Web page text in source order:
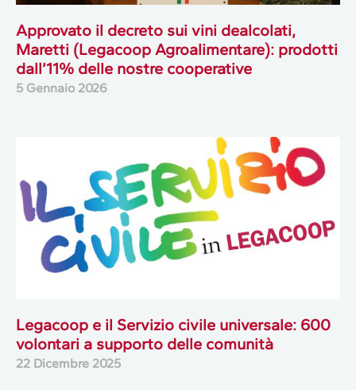
Approvato il decreto sui vini dealcolati,
Maretti (Legacoop Agroalimentare): prodotti
dall’11% delle nostre cooperative
5 Gennaio 2026
Legacoop e il Servizio civile universale: 600
volontari a supporto delle comunità
22 Dicembre 2025